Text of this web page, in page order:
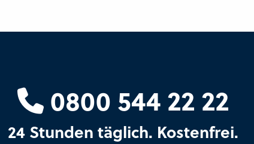
0800 544 22 22
24 Stunden täglich. Kostenfrei.